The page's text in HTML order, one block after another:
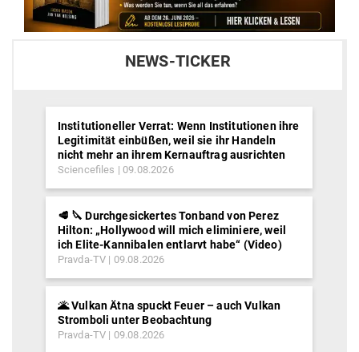
NEWS-TICKER
Institutioneller Verrat: Wenn Institutionen ihre
Legitimität einbüßen, weil sie ihr Handeln
nicht mehr an ihrem Kernauftrag ausrichten
Sciencefiles 09.08.2026
🥩 🔪 Durchgesickertes Tonband von Perez
Hilton: „Hollywood will mich eliminiere, weil
ich Elite-Kannibalen entlarvt habe“ (Video)
Pravda-TV 09.08.2026
🌋 Vulkan Ätna spuckt Feuer – auch Vulkan
Stromboli unter Beobachtung
Pravda-TV 09.08.2026